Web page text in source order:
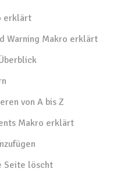
erklärt
Warning Makro erklärt
von A bis Z
Makro erklärt
Seite löscht